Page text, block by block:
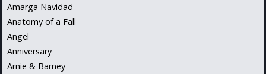
Amarga Navidad
Anatomy of a Fall
Angel
Anniversary
Arnie & Barney